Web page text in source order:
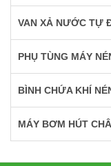
VAN XẢ NƯỚC TỰ
PHỤ TÙNG MÁY
BÌNH CHỨA KHÍ
MÁY BƠM HÚT